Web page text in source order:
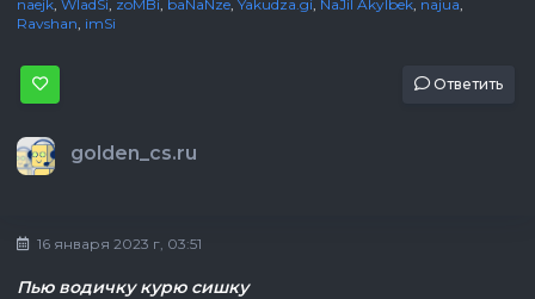
naejk, WladSi, zoMBi, baNaNze, Yakudza.gi, NaJil Akylbek, najua,
Ravshan, imSi
Ответить
golden_cs.ru
16 января 2023 г, 03:51
Пью водичку курю сишку